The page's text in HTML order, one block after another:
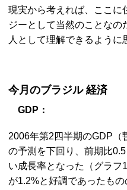
現実から考えれば、ここに
ジーとして当然のことなの
人として理解できるように
今月のブラジル 経済
GDP：
2006年第2四半期のGDP（
の予測を下回り、前期比
い成長率となった（グラフ
が1.2%と好調であったも